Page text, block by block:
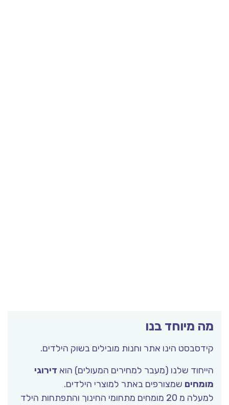
מה מיוחד בנו
קידסבסט הינו אתר וחנות מובילים בשוק הילדים.
הייחוד שלנו (מעבר למחירים המעולים) הוא דירוגי
מומחים שמצורפים באתר למוצרי הילדים.
למעלה מ 20 מומחים מתחומי החינוך והתפתחות הילד